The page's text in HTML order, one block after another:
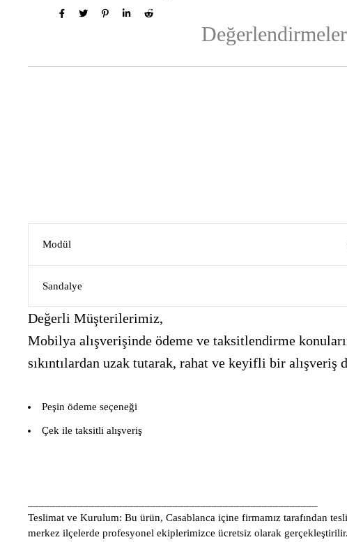
Modül
Sandalye
Değerli Müşterilerimiz,
Mobilya alışverişinde ödeme ve taksitlendirme
sıkıntılardan uzak tutarak, rahat ve keyifli bir
Peşin ödeme seçeneği
Çek ile taksitli alışveriş
Teslimat ve Kurulum: Bu ürün, Casablanca içine firmamız tarafından
merkez ilçelerde profesyonel ekiplerimizce ücretsiz olarak gerçekleştirilir.